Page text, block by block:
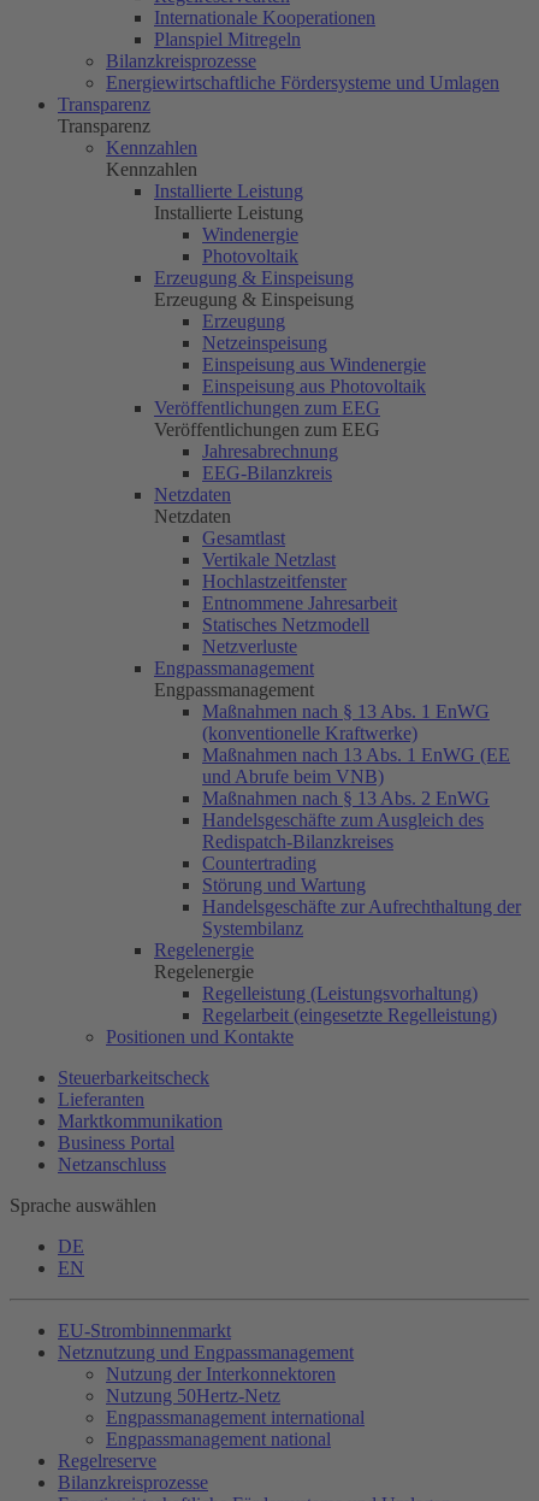
Internationale Kooperationen
Planspiel Mitregeln
Bilanzkreisprozesse
Energiewirtschaftliche Fördersysteme und Umlagen
Transparenz
Transparenz
Kennzahlen
Kennzahlen
Installierte Leistung
Installierte Leistung
Windenergie
Photovoltaik
Erzeugung & Einspeisung
Erzeugung & Einspeisung
Erzeugung
Netzeinspeisung
Einspeisung aus Windenergie
Einspeisung aus Photovoltaik
Veröffentlichungen zum EEG
Veröffentlichungen zum EEG
Jahresabrechnung
EEG-Bilanzkreis
Netzdaten
Netzdaten
Gesamtlast
Vertikale Netzlast
Hochlastzeitfenster
Entnommene Jahresarbeit
Statisches Netzmodell
Netzverluste
Engpassmanagement
Engpassmanagement
Maßnahmen nach § 13 Abs. 1 EnWG
(konventionelle Kraftwerke)
Maßnahmen nach 13 Abs. 1 EnWG (EE
und Abrufe beim VNB)
Maßnahmen nach § 13 Abs. 2 EnWG
Handelsgeschäfte zum Ausgleich des
Redispatch-Bilanzkreises
Countertrading
Störung und Wartung
Handelsgeschäfte zur Aufrechthaltung der
Systembilanz
Regelenergie
Regelenergie
Regelleistung (Leistungsvorhaltung)
Regelarbeit (eingesetzte Regelleistung)
Positionen und Kontakte
Steuerbarkeitscheck
Lieferanten
Marktkommunikation
Business Portal
Netzanschluss
Sprache auswählen
DE
EN
EU-Strombinnenmarkt
Netznutzung und Engpassmanagement
Nutzung der Interkonnektoren
Nutzung 50Hertz-Netz
Engpassmanagement international
Engpassmanagement national
Regelreserve
Bilanzkreisprozesse